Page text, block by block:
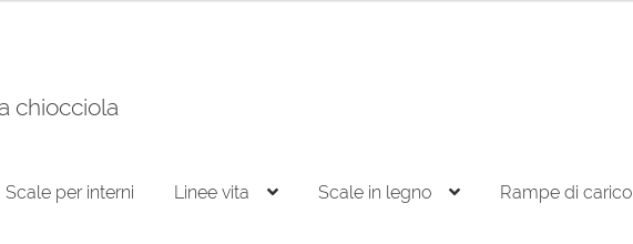
chiocciola
Scale per interni Linee vita Scale in legno Rampe di carico
€.